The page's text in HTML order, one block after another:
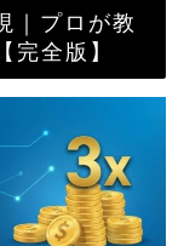
｜プロが教
完全版】